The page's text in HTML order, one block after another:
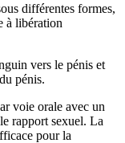
différentes formes,
à libération
vers le pénis et
pénis.
voie orale avec un
rapport sexuel. La
pour la